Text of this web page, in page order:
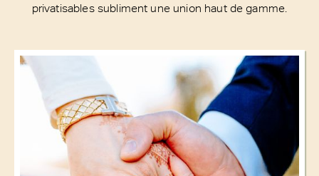
privatisables subliment une union haut de gamme.